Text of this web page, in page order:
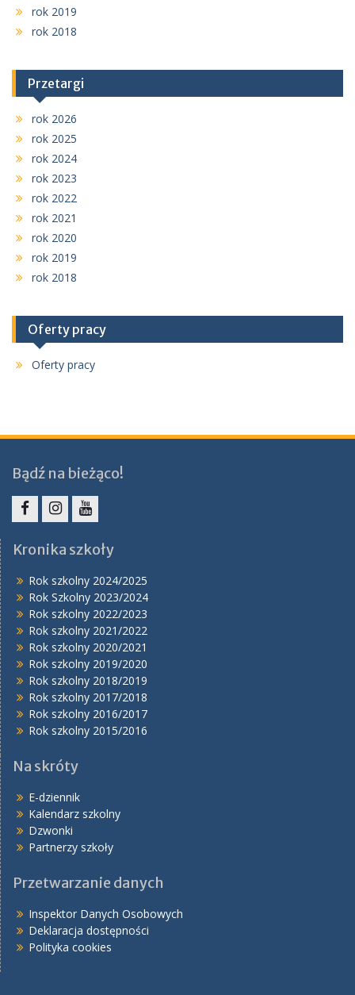
rok 2019
rok 2018
Przetargi
rok 2026
rok 2025
rok 2024
rok 2023
rok 2022
rok 2021
rok 2020
rok 2019
rok 2018
Oferty pracy
Oferty pracy
Bądź na bieżąco!
Kronika szkoły
Rok szkolny 2024/2025
Rok Szkolny 2023/2024
Rok szkolny 2022/2023
Rok szkolny 2021/2022
Rok szkolny 2020/2021
Rok szkolny 2019/2020
Rok szkolny 2018/2019
Rok szkolny 2017/2018
Rok szkolny 2016/2017
Rok szkolny 2015/2016
Na skróty
E-dziennik
Kalendarz szkolny
Dzwonki
Partnerzy szkoły
Przetwarzanie danych
Inspektor Danych Osobowych
Deklaracja dostępności
Polityka cookies